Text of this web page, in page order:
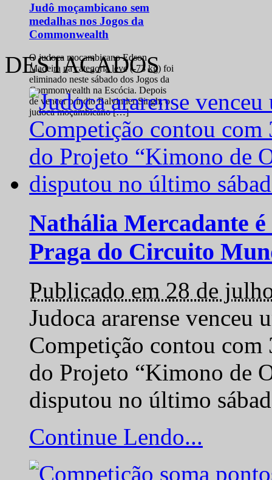
Judô moçambicano sem
medalhas nos Jogos da
Commonwealth
O judoca moçambicano Edson
Madeira na categoria leve (-73 kg) foi
eliminado neste sábado dos Jogos da
Commonwealth na Escócia. Depois
de vencer o índio Balvinder Singh, o
judoca moçambicano […]
DESTACADOS
Nathália Mercadante
Praga do Circuito
Publicado em 28 de
Judoca ararense venceu
Competição contou com
do Projeto “Kimono de
disputou no último
Continue Lendo...